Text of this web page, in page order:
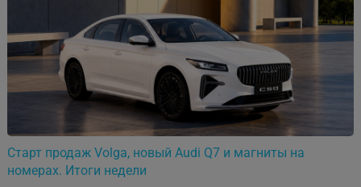
Старт продаж Volga, новый Audi Q7 и магниты на
номерах. Итоги недели